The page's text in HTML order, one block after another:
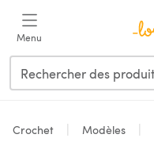
Menu
Crochet Modèles